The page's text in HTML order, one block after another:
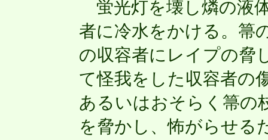
蛍光灯を壊し燐の液
者に冷水をかける。箒
の収容者にレイプの脅
て怪我をした収容者の
あるいはおそらく箒の
を脅かし、怖がらせる